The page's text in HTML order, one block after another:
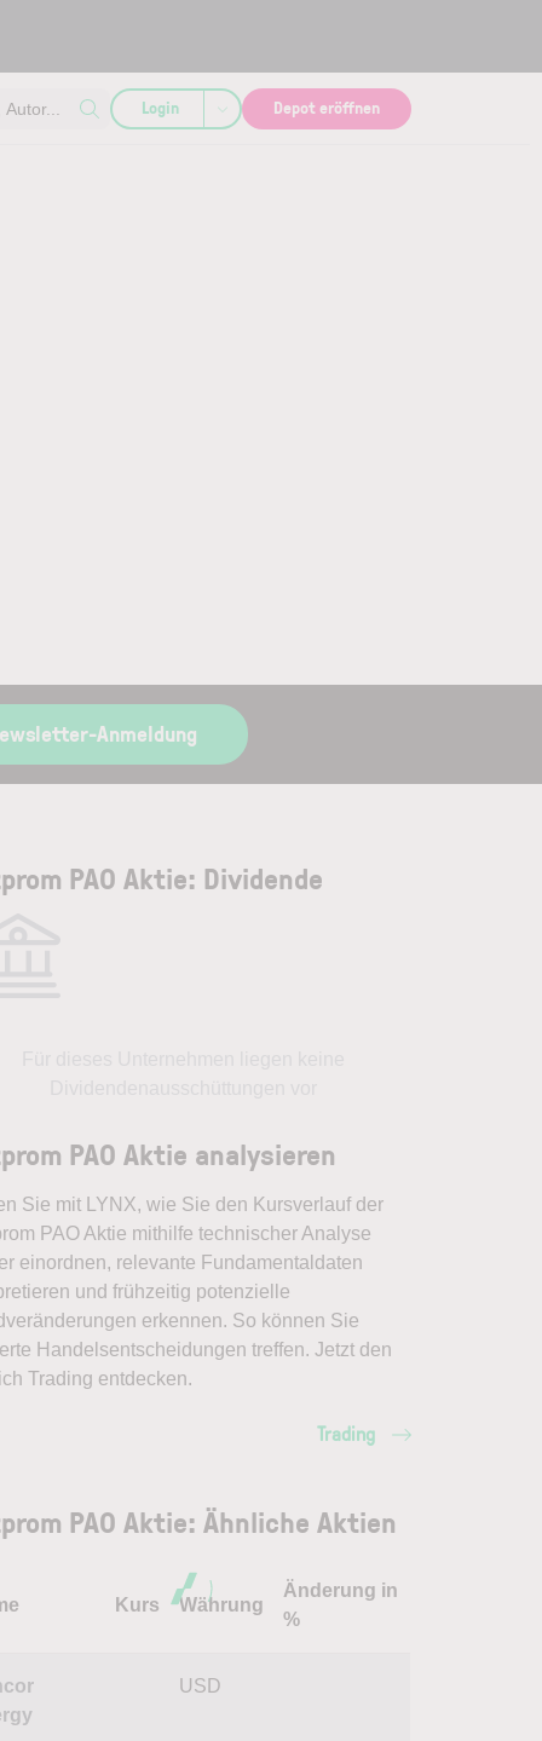
Login Depot eröffnen
Anmeldung
PAO Aktie: Dividende
PAO Aktie analysieren
Sie mit LYNX, wie Sie den Kursverlauf der
PAO Aktie mithilfe technischer Analyse
einordnen, relevante Fundamentaldaten
und frühzeitig potenzielle
erkennen. So können Sie
Handelsentscheidungen treffen. Jetzt den
Trading entdecken.
Trading
PAO Aktie: Ähnliche Aktien
Kurs Währung
Änderung in
%
USD